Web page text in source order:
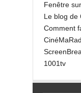
Fenêtre
Le blog de
Comment
1001tv